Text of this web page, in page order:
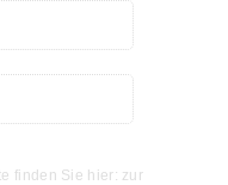
finden Sie hier: zur